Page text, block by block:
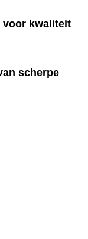
voor kwaliteit
scherpe